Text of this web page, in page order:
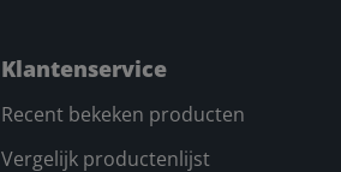
Klantenservice
Recent bekeken producten
Vergelijk productenlijst